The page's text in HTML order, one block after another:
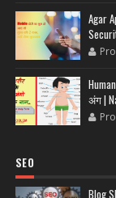
Agar
अंग |
SEO
Blog